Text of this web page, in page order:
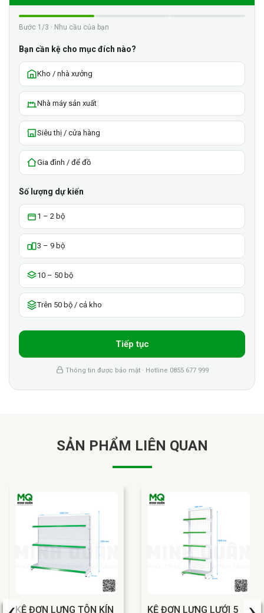
Bước 1/3 · Nhu cầu của bạn
Bạn cần kệ cho mục đích nào?
Kho / nhà xưởng
Nhà máy sản xuất
Siêu thị / cửa hàng
Gia đình / để đồ
Số lượng dự kiến
1 – 2 bộ
3 – 9 bộ
10 – 50 bộ
Trên 50 bộ / cả kho
Tiếp tục
Thông tin được bảo mật · Hotline 0855 677 999
SẢN PHẨM LIÊN QUAN
KỆ ĐƠN LƯNG TÔN KÍN
KỆ ĐƠN LƯNG LƯỚI 5